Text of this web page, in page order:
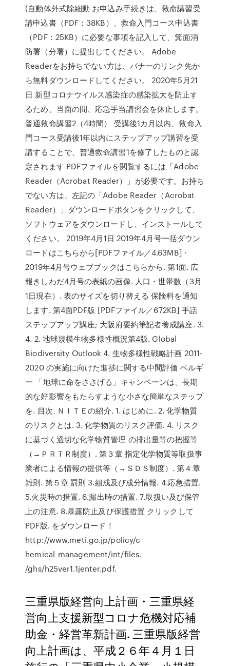
(自動体外式除細動 お申込み手続きは、救命講習受
講申込書（PDF：38KB）、救命入門コース申込書
（PDF：25KB）に必要な事項を記入して、箕面消
防署（分署）に提出してください。 Adobe
Readerをお持ちでない方は、バナーのリンク先か
ら無料ダウンロードしてください。 2020年5月21
日 新型コロナウイルス感染症の感染拡大を防止す
るため、当面の間、応急手当講習会を休止します。
普通救命講習2（4時間） 受講後1カ月以内、救命入
門コース受講後1年以内にステップアップ講習を受
講することで、普通救命講習1を修了したものと認
定されます PDFファイルを閲覧するには「Adobe
Reader（Acrobat Reader）」が必要です。お持ち
でない方は、左記の「Adobe Reader（Acrobat
Reader）」ダウンロードボタンをクリックして、
ソフトウェアをダウンロードし、インストールして
ください。 2019年4月1日 2019年4月号一括ダウン
ロードはこちらから[PDFファイル／4.63MB] ·
2019年4月号ウェブブックはこちらから. 第1面. 広
報きしわだ4月号の表紙の画像. 人口・世帯数（3月
1日現在）. 表のサイズを切り替える 保険料を通知
します. 第4面PDF版 [PDFファイル／672KB] 手話
ステップアップ講座; 大阪府要約筆記者養成講座. 3.
4. 2. 地球規模生物多様性概況第4版. Global
Biodiversity Outlook 4. 生物多様性戦略計画 2011-
2020 の実施に向けた進捗に関する中間評価 ベルギ
ー 「地球に命をささげる」キャンペーンは、長期
的な好影響をもたらすような小さな簡単なステップ
を. 目次. ＮＩＴＥの紹介. 1. はじめに. 2. 化学物質
のリスクとは. 3. 化学物質のリスク評価. 4. リスク
に基づく適切な化学物質管理 の排出量等の把握等
（→ＰＲＴＲ制度）. 第３章 指定化学物質等取扱事
業者による情報の提供等（→ＳＤＳ制度）. 第４章
雑則. 第５章 罰則 3.組成及び成分情報. 4.応急措置.
5.火災時の措置. 6.漏出時の措置. 7.取扱い及び保管
上の注意. 8.暴露防止及び保護措置 クリックして
PDF版. をダウンロード！
http://www.meti.go.jp/policy/c
hemical_management/int/files.
/ghs/h25ver1.1jenter.pdf.
三重県版経営向上計画・三重県経
営向上支援新型コロナ危機対応補
助金・経営革新計画. 三重県版経営
向上計画は、平成２６年４月１日